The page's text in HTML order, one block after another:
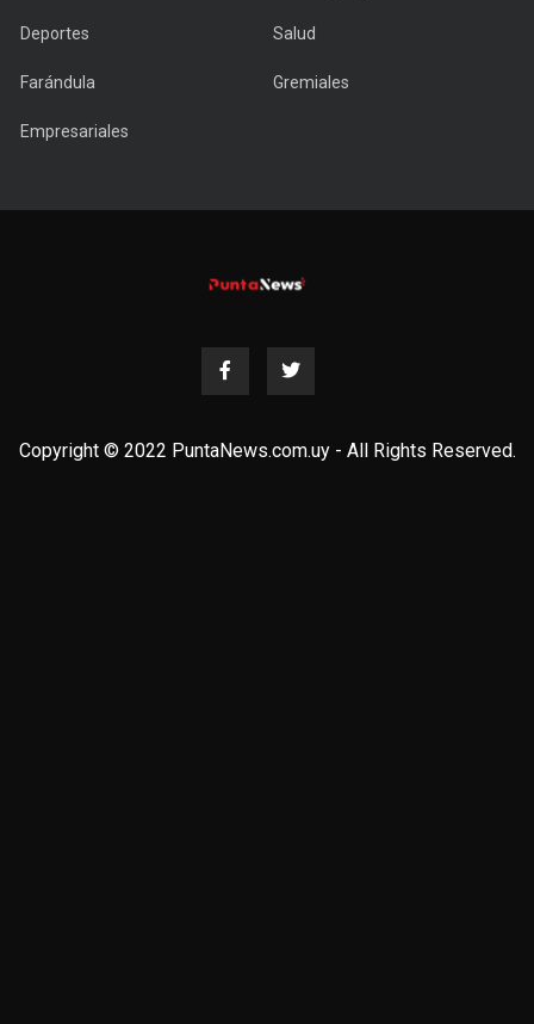
Deportes Salud
Farándula Gremiales
Empresariales
Copyright © 2022 PuntaNews.com.uy - All Rights Reserved.